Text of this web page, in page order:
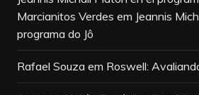
Marcianitos Verdes em Jeannis
programa do Jô
Rafael Souza em Roswell: